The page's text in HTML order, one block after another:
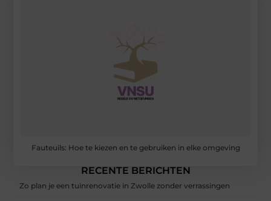
Fauteuils: Hoe te kiezen en te gebruiken in elke omgeving
RECENTE BERICHTEN
Zo plan je een tuinrenovatie in Zwolle zonder verrassingen